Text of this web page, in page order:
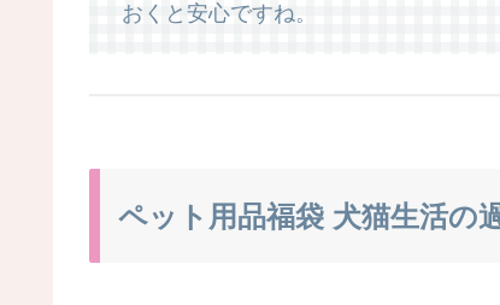
おくと安心ですね。
ペット用品福袋 犬猫生活の